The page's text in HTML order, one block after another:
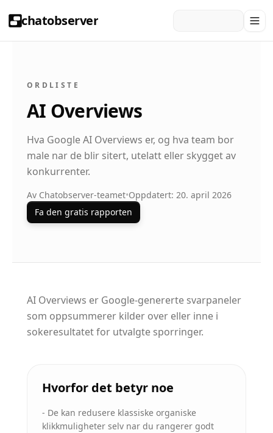
chatobserver
ORDLISTE
AI Overviews
Hva Google AI Overviews er, og hva team bor
male nar de blir sitert, utelatt eller skygget av
konkurrenter.
Av Chatobserver-teamet•Oppdatert: 20. april 2026
Fa den gratis rapporten
AI Overviews er Google-genererte svarpaneler
som oppsummerer kilder over eller inne i
sokeresultatet for utvalgte sporringer.
Hvorfor det betyr noe
- De kan redusere klassiske organiske
klikkmuligheter selv nar du rangerer godt